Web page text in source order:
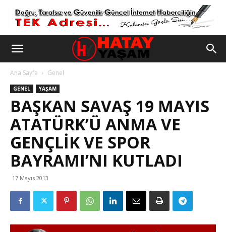
Ana Sayfa Genel
GENEL YAŞAM
BAŞKAN SAVAŞ 19 MAYIS
ATATÜRK’Ü ANMA VE
GENÇLIK VE SPOR
BAYRAMI’NI KUTLADI
17 Mayıs 2013